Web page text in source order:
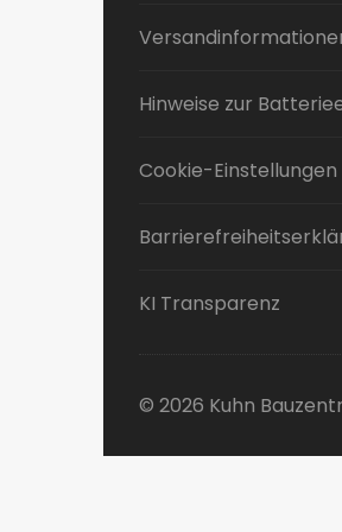
Hinweise zur
Cookie-Einstellungen
KI Transparenz
© 2026 Kuhn